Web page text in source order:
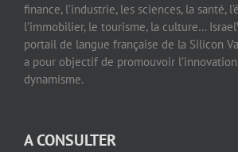
finance, l’industrie, les sciences, la santé,
l’immobilier, le tourisme, la culture…
portail de langue française de la Silicon
a pour objectif de promouvoir
dynamisme.
A CONSULTER